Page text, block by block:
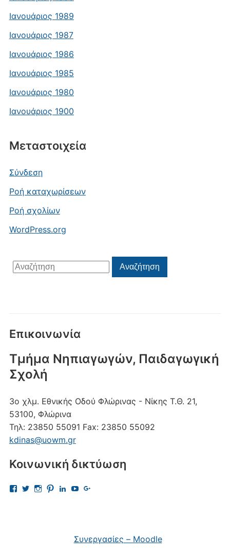
Ιανουάριος 1989
Ιανουάριος 1987
Ιανουάριος 1986
Ιανουάριος 1985
Ιανουάριος 1980
Ιανουάριος 1900
Μεταστοιχεία
Σύνδεση
Ροή καταχωρίσεων
Ροή σχολίων
WordPress.org
Αναζήτηση
για:
Αναζήτηση
Επικοινωνία
Τμήμα Νηπιαγωγών, Παιδαγωγική
Σχολή
3ο χλμ. Εθνικής Οδού Φλώρινας - Νίκης Τ.Θ. 21,
53100, Φλώρινα
Τηλ: 23850 55091 Fax: 23850 55092
kdinas@uowm.gr
Κοινωνική δικτύωση
Προβολή
Προβολή
Προβολή
Προβολή
Προβολή
trk=nav_responsive_tab_profile
στο
Προβολή
Συνεργασίες – Moodle